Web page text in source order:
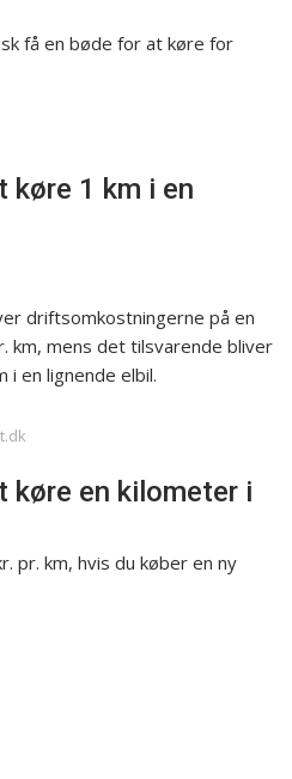
få en bøde for at køre for
køre 1 km i en
driftsomkostningerne på en
km, mens det tilsvarende bliver
i en lignende elbil.
køre en kilometer i
pr. km, hvis du køber en ny